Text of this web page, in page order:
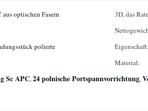
optischen Fasern 3D, das
polierte Eigenschaft:
Material:
Sc APC,24 polnische Portspannvorrichtung,